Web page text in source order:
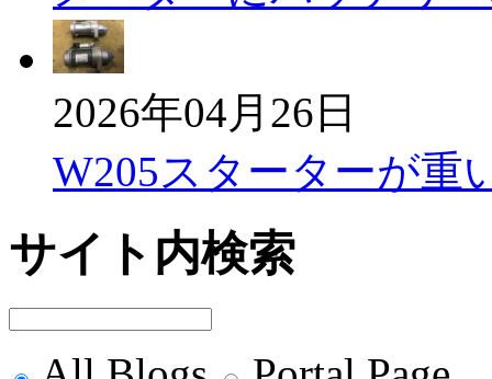
2026年04月26日
W205スターターが重
サイト内検索